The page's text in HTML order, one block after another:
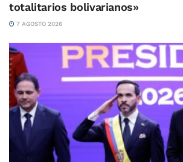
totalitarios bolivarianos»
7 AGOSTO 2026